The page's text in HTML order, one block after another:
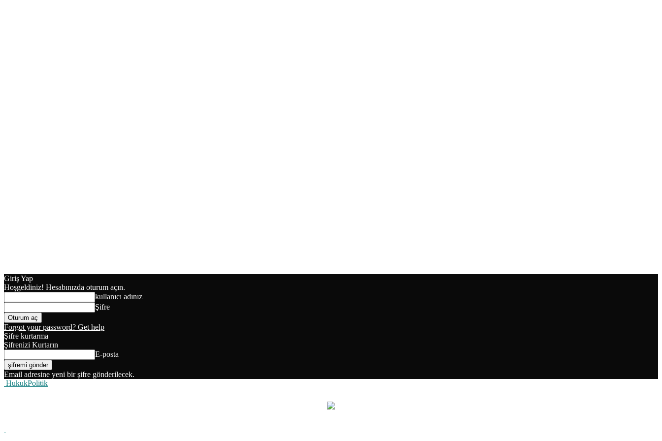
Giriş Yap
Hoşgeldiniz! Hesabınızda oturum açın.
kullanıcı adınız
Şifre
Forgot your password? Get help
Şifre kurtarma
Şifrenizi Kurtarın
E-posta
Email adresine yeni bir şifre gönderilecek.
HukukPolitik